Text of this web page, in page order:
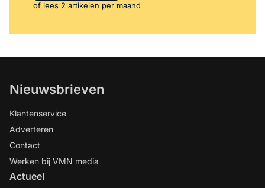
of lees 2 artikelen per maand
Nieuwsbrieven
Klantenservice
Adverteren
Contact
Werken bij VMN media
Actueel